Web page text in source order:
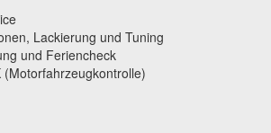
Lackierung und Tuning
und Feriencheck